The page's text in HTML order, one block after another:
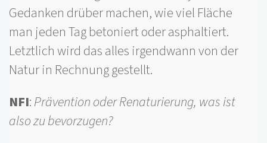
Gedanken drüber machen, wie viel Fläche
man jeden Tag betoniert oder asphaltiert.
Letztlich wird das alles irgendwann von der
Natur in Rechnung gestellt.
NFI:Prävention oder Renaturierung, was ist
also zu bevorzugen?